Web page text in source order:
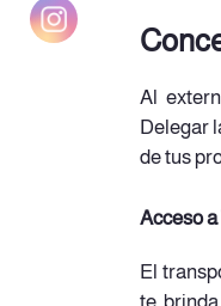
Al
Delegar
de tus
Acceso
El
te